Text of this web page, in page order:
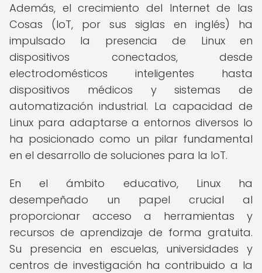
Además, el crecimiento del Internet de las
Cosas (IoT, por sus siglas en inglés) ha
impulsado la presencia de Linux en
dispositivos conectados, desde
electrodomésticos inteligentes hasta
dispositivos médicos y sistemas de
automatización industrial. La capacidad de
Linux para adaptarse a entornos diversos lo
ha posicionado como un pilar fundamental
en el desarrollo de soluciones para la IoT.
En el ámbito educativo, Linux ha
desempeñado un papel crucial al
proporcionar acceso a herramientas y
recursos de aprendizaje de forma gratuita.
Su presencia en escuelas, universidades y
centros de investigación ha contribuido a la